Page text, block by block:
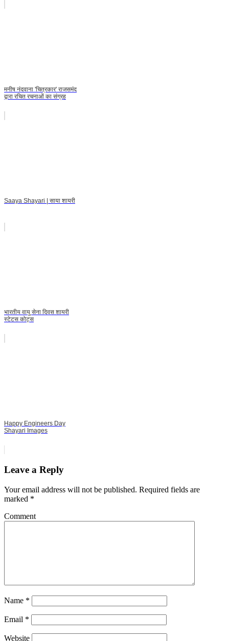
मनीष नंदवाना 'चित्रकार' राजसमंद
द्वारा रचित रचनाओं का संग्रह
Saaya Shayari | साया शायरी
भारतीय वायु सेना दिवस शायरी
स्टेटस कोट्स
Happy Engineers Day
Shayari Images
Leave a Reply
Your email address will not be published. Required fields are
marked *
Comment
Name *
Email *
Website